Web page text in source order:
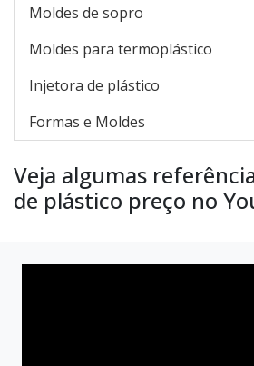
Moldes de sopro
Moldes para termoplástico
Injetora de plástico
Formas e Moldes
Veja algumas
de plástico preço no